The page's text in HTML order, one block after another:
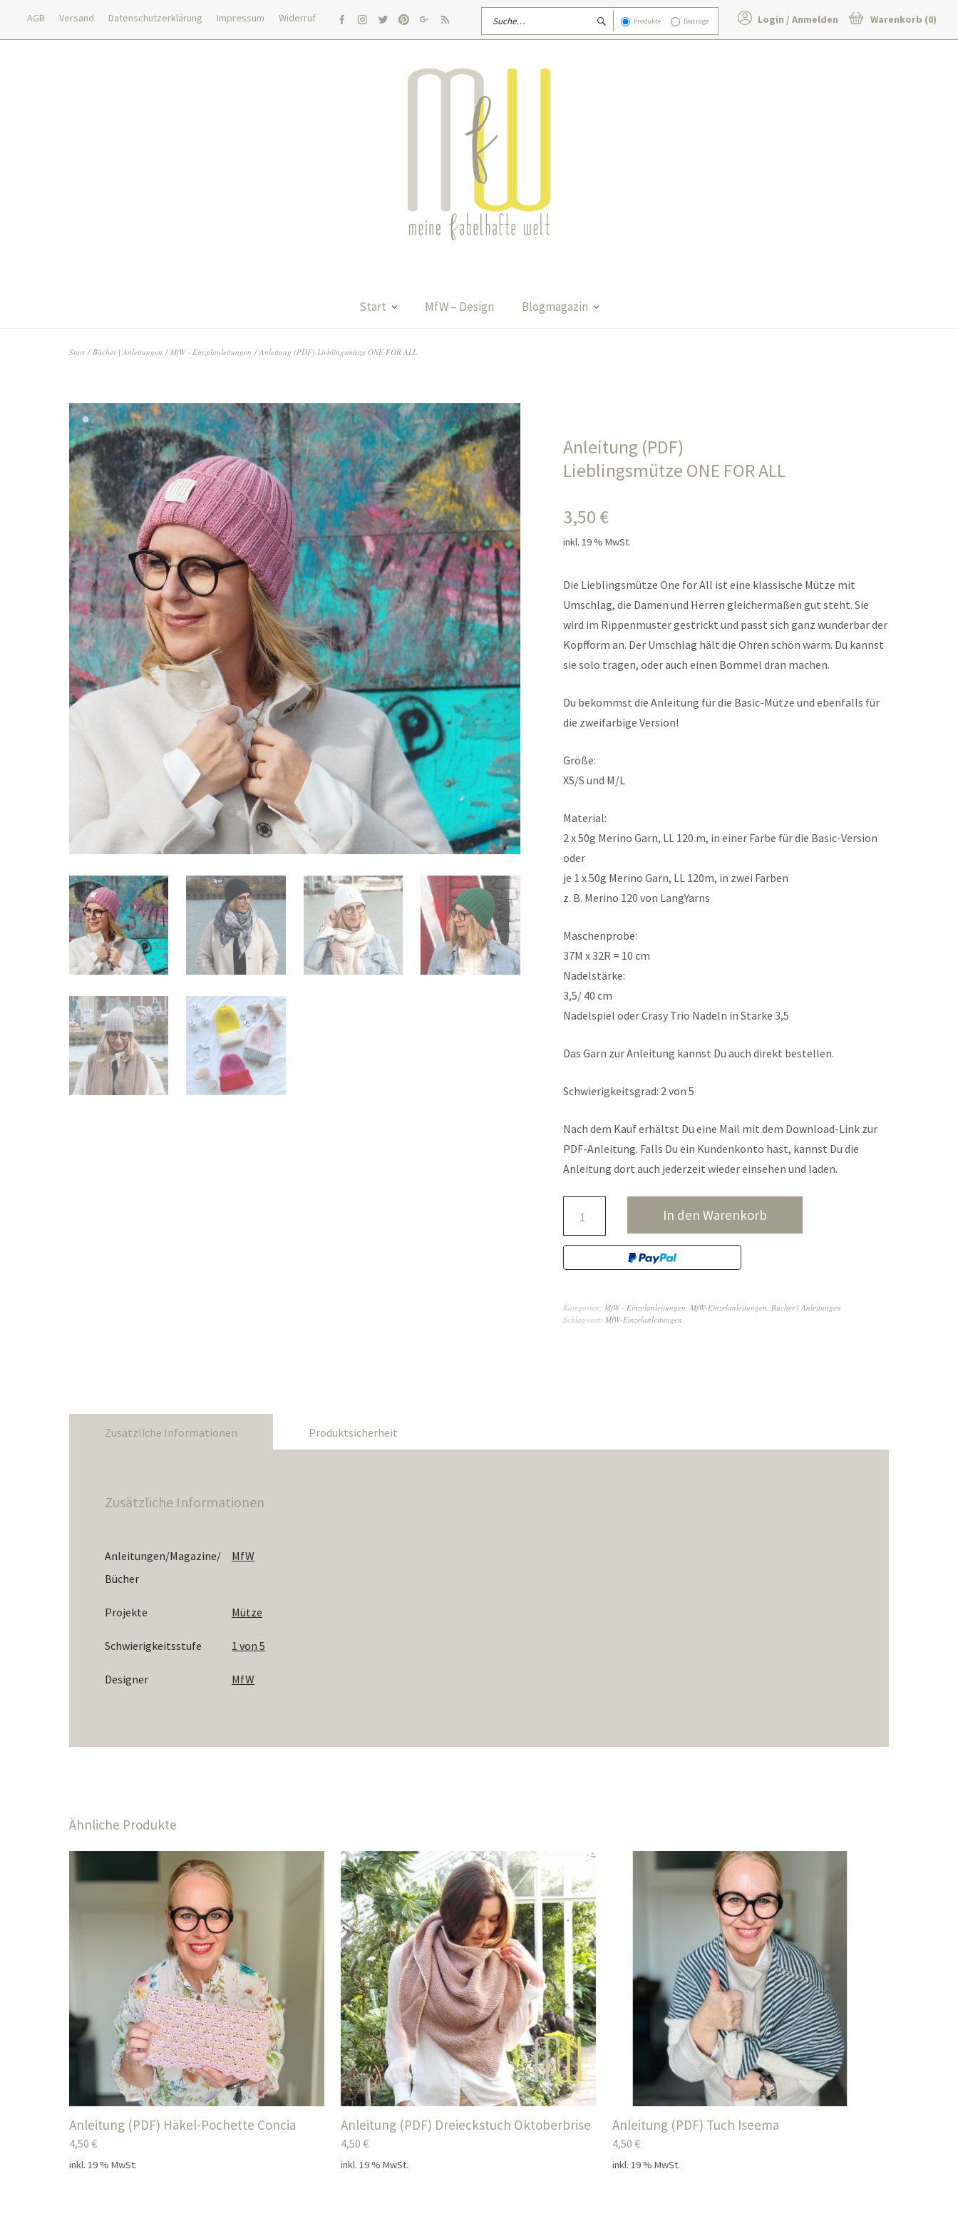
AGB Versand Datenschutzerklärung Impressum
Widerruf
facebookInstagram
twitterpinterest
google
rss
Produkte Beiträge Login / Anmelden Warenkorb (0)
Start MfW – Design Blogmagazin
Start / Bücher | Anleitungen / MfW - Einzelanleitungen / Anleitung (PDF) Lieblingsmütze ONE FOR ALL
Anleitung (PDF)
Lieblingsmütze ONE FOR ALL
3,50 €
inkl. 19 % MwSt.
Die Lieblingsmütze One for All ist eine klassische Mütze mit
Umschlag, die Damen und Herren gleichermaßen gut steht. Sie
wird im Rippenmuster gestrickt und passt sich ganz wunderbar der
Kopfform an. Der Umschlag hält die Ohren schön warm. Du kannst
sie solo tragen, oder auch einen Bommel dran machen.
Du bekommst die Anleitung für die Basic-Mütze und ebenfalls für
die zweifarbige Version!
Größe:
XS/S und M/L
Material:
2 x 50g Merino Garn, LL 120 m, in einer Farbe für die Basic-Version
oder
je 1 x 50g Merino Garn, LL 120m, in zwei Farben
z. B. Merino 120 von LangYarns
Maschenprobe:
37M x 32R = 10 cm
Nadelstärke:
3,5/ 40 cm
Nadelspiel oder Crasy Trio Nadeln in Stärke 3,5
Das Garn zur Anleitung kannst Du auch direkt bestellen.
Schwierigkeitsgrad: 2 von 5
Nach dem Kauf erhältst Du eine Mail mit dem Download-Link zur
PDF-Anleitung. Falls Du ein Kundenkonto hast, kannst Du die
Anleitung dort auch jederzeit wieder einsehen und laden.
In den Warenkorb
Kategorien: MfW - Einzelanleitungen, MfW-Einzelanleitungen, Bücher | Anleitungen
Schlagwort: MfW-Einzelanleitungen
Zusätzliche Informationen Produktsicherheit
Zusätzliche Informationen
Anleitungen/Magazine/
Bücher
MfW
Projekte Mütze
Schwierigkeitsstufe 1 von 5
Designer MfW
Ähnliche Produkte
Anleitung (PDF) Häkel-Pochette Concia
4,50 €
inkl. 19 % MwSt.
Anleitung (PDF) Dreieckstuch Oktoberbrise
4,50€
inkl. 19 % MwSt.
Anleitung (PDF) Tuch Iseema
4,50€
inkl. 19 % MwSt.